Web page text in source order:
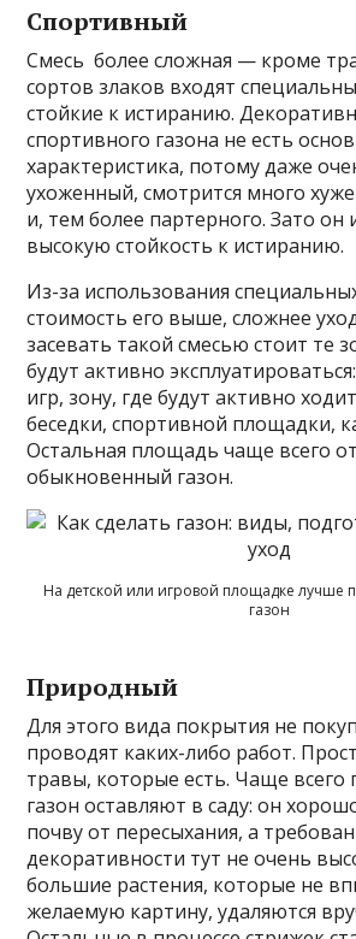
Спортивный
Смесь более сложная — кроме
сортов злаков входят
стойкие к истиранию.
спортивного газона не есть
характеристика, потому даже
ухоженный, смотрится много
и, тем более партерного. Зато он
высокую стойкость к истиранию.
Из-за использования
стоимость его выше, сложнее
засевать такой смесью стоит те
будут активно
игр, зону, где будут активно
беседки, спортивной площадки,
Остальная площадь чаще всего
обыкновенный газон.
На детской или игровой площадке лучше
газон
Природный
Для этого вида покрытия не
проводят каких-либо работ.
травы, которые есть. Чаще
газон оставляют в саду: он
почву от пересыхания, а
декоративности тут не очень
большие растения, которые не
желаемую картину, удаляются